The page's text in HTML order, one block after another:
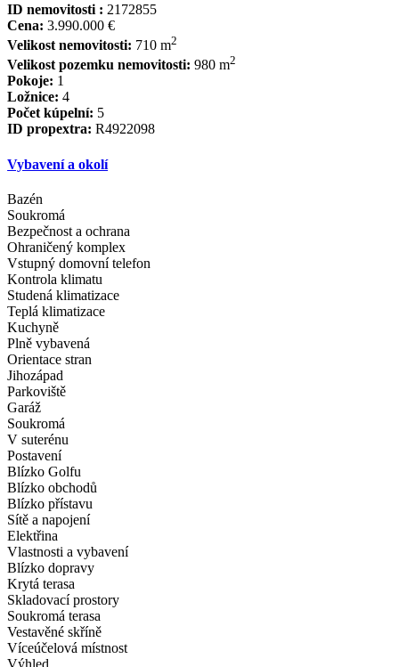
ID nemovitosti : 2172855
Cena: 3.990.000 €
Velikost nemovitosti: 710 m2
Velikost pozemku nemovitosti: 980 m2
Pokoje: 1
Ložnice: 4
Počet kúpelní: 5
ID propextra: R4922098
Vybavení a okolí
Bazén
Soukromá
Bezpečnost a ochrana
Ohraničený komplex
Vstupný domovní telefon
Kontrola klimatu
Studená klimatizace
Teplá klimatizace
Kuchyně
Plně vybavená
Orientace stran
Jihozápad
Parkoviště
Garáž
Soukromá
V suterénu
Postavení
Blízko Golfu
Blízko obchodů
Blízko přístavu
Sítě a napojení
Elektřina
Vlastnosti a vybavení
Blízko dopravy
Krytá terasa
Skladovací prostory
Soukromá terasa
Vestavěné skříně
Víceúčelová místnost
Výhled